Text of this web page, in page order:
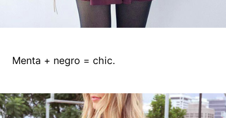
Menta + negro = chic.